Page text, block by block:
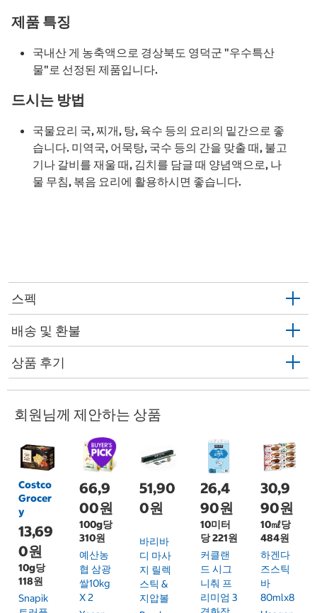
제품 특징
국내산 게 농축액으로 경상북도 영덕군 "우수특산
물"로 선정된 제품입니다.
드시는 방법
국물요리 국, 찌개, 탕, 육수 등의 요리의 밑간으로 좋
습니다. 미역국, 어묵탕, 국수 등의 간을 맞출 때, 불고
기나 갈비를 재울 때, 김치를 담글 때 양념액으로, 나
물 무침, 볶음 요리에 활용하시면 좋습니다.
스펙
배송 및 환불
상품 후기
회원님께 제안하는 상품
Costco
Grocer
y
13,69
0원
10g당
118원
Snapik
66,9
00원
100g당
310원
예산농
협 삼광
쌀10kg
X 2
51,90
0원
바리바
디 마사
지 릴렉
스틱 &
지압볼
26,4
90원
10미터
당 221원
커클랜
드 시그
니춰 프
리미엄 3
30,9
90원
10㎖당
484원
하겐다
즈스틱
바
80mlx8